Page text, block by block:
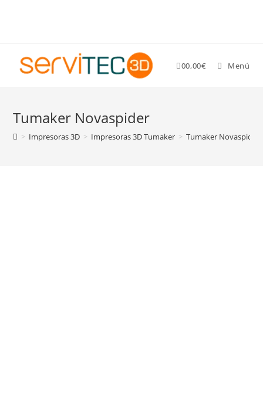
00,00€ Menú
Tumaker Novaspider
> Impresoras 3D > Impresoras 3D Tumaker > Tumaker Novaspider